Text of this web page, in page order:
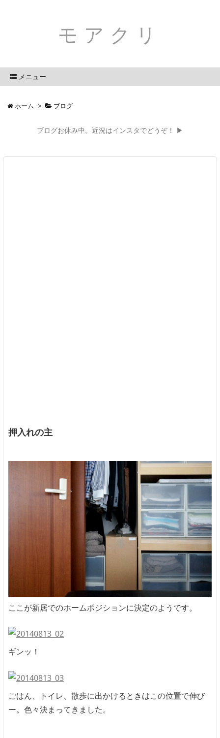
モアクリ
メニュー
ホーム > ブログ
ブログお休み中。近況はインスタでどうぞ！ ▶
押入れの主
ここが新居でのホームポジションに決定のようです。
ギンッ！
ごはん、トイレ、散歩に出かけるときはこの位置で伸び
ー。色々決まってきました。